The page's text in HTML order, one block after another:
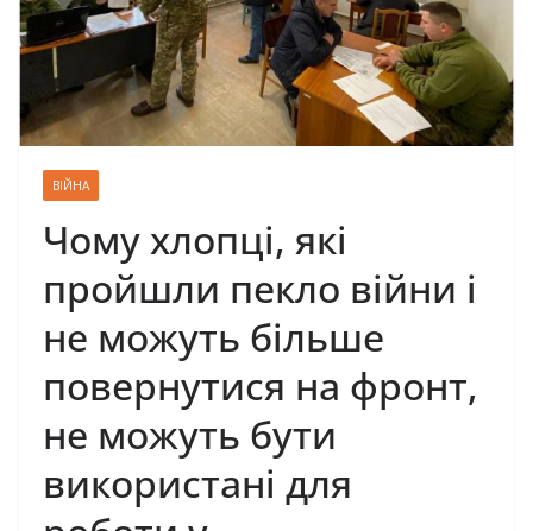
ВІЙНА
Чoму хлопці, які
пройшли пекло війни і
не можуть більше
повернутися на фронт,
не можуть бути
використані для